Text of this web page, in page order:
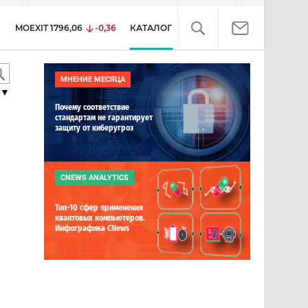
MOEXIT 1796,06 -0,36 КАТАЛОГ
▼
МНЕНИЕ МЕСЯЦА
Почему соответствие
стандартам не гарантирует
защиту от киберугроз
CNEWS ANALYTICS
Топ-10 сфер применения
квантовых компьютеров.
Инфографика CNews